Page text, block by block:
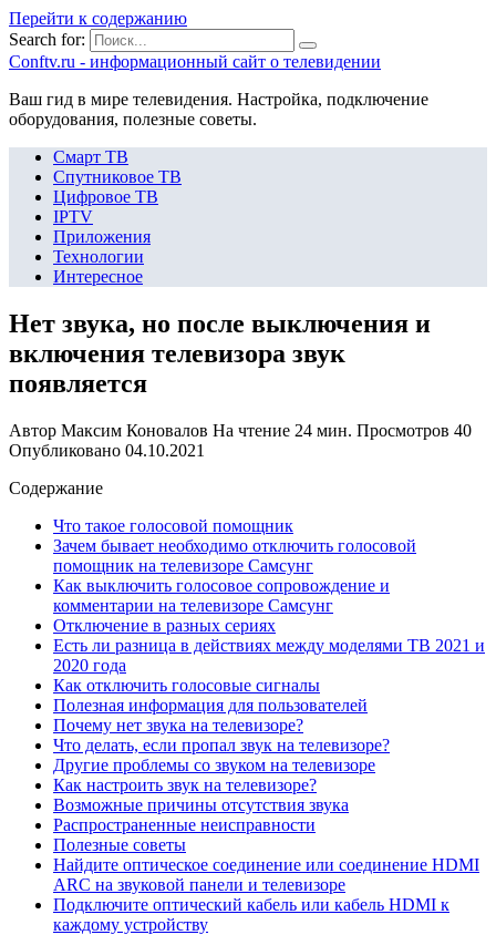
Перейти к содержанию
Search for:
Сonftv.ru - информационный сайт о телевидении
Ваш гид в мире телевидения. Настройка, подключение
оборудования, полезные советы.
Смарт ТВ
Спутниковое ТВ
Цифровое ТВ
IPTV
Приложения
Технологии
Интересное
Нет звука, но после выключения и
включения телевизора звук
появляется
Автор Максим Коновалов На чтение 24 мин. Просмотров 40
Опубликовано 04.10.2021
Содержание
Что такое голосовой помощник
Зачем бывает необходимо отключить голосовой
помощник на телевизоре Самсунг
Как выключить голосовое сопровождение и
комментарии на телевизоре Самсунг
Отключение в разных сериях
Есть ли разница в действиях между моделями ТВ 2021 и
2020 года
Как отключить голосовые сигналы
Полезная информация для пользователей
Почему нет звука на телевизоре?
Что делать, если пропал звук на телевизоре?
Другие проблемы со звуком на телевизоре
Как настроить звук на телевизоре?
Возможные причины отсутствия звука
Распространенные неисправности
Полезные советы
Найдите оптическое соединение или соединение HDMI
ARC на звуковой панели и телевизоре
Подключите оптический кабель или кабель HDMI к
каждому устройству